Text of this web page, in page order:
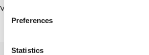
Preferences
Statistics
Vergelijkbare producten